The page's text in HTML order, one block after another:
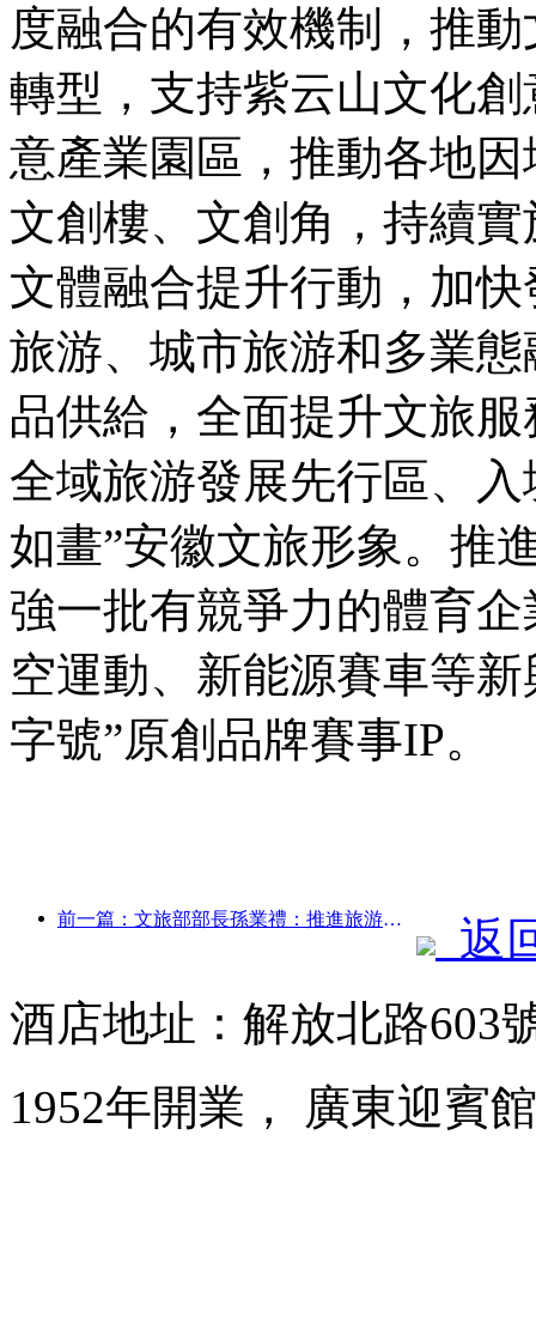
度融合的有效機制，推
轉型，支持紫云山文化
意產業園區，推動各地
文創樓、文創角，持續
文體融合提升行動，加
旅游、城市旅游和多業
品供給，全面提升文旅
全域旅游發展先行區、
如畫”安徽文旅形象。推
強一批有競爭力的體育
空運動、新能源賽車等
字號”原創品牌賽事IP。
前一篇：文旅部部長孫業禮：推進旅游強國建設，豐富高品質旅游產品供給
返
酒店地址：解放北路603
1952年開業， 廣東迎